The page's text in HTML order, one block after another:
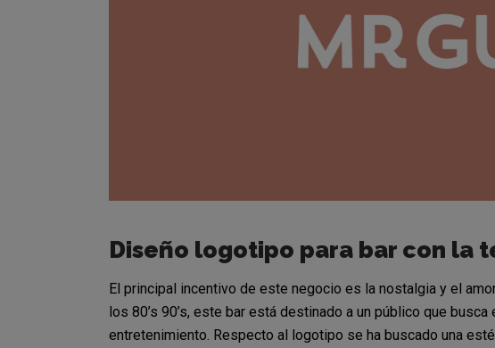
Diseño logotipo para bar con la
El principal incentivo de este negocio es la nostalgia y el
los 80’s 90’s, este bar está destinado a un público que
entretenimiento. Respecto al logotipo se ha buscado una